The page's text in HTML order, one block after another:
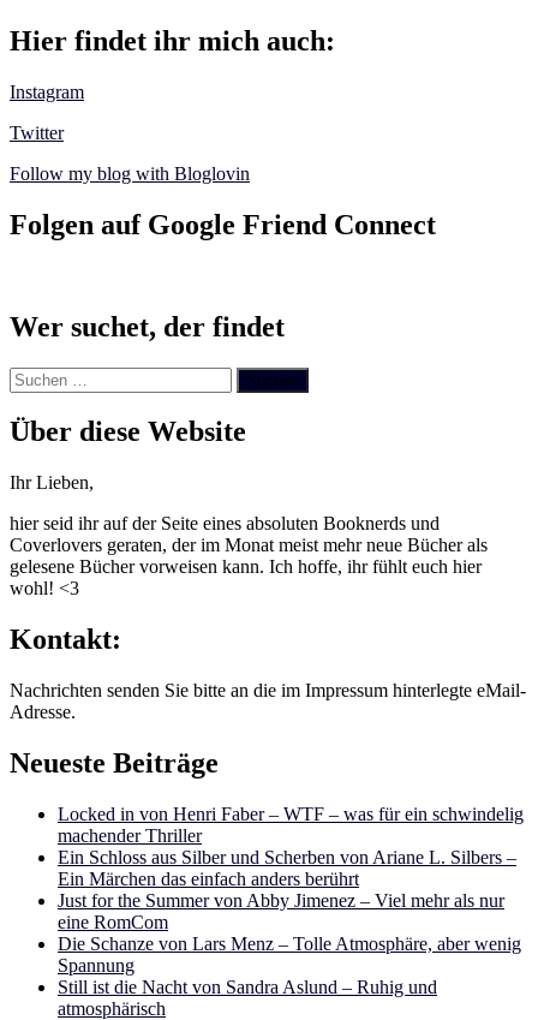
Hier findet ihr mich auch:
Instagram
Twitter
Follow my blog with Bloglovin
Folgen auf Google Friend Connect
Wer suchet, der findet
Suchen
nach:
Über diese Website
Ihr Lieben,
hier seid ihr auf der Seite eines absoluten Booknerds und
Coverlovers geraten, der im Monat meist mehr neue Bücher als
gelesene Bücher vorweisen kann. Ich hoffe, ihr fühlt euch hier
wohl! <3
Kontakt:
Nachrichten senden Sie bitte an die im Impressum hinterlegte eMail-
Adresse.
Neueste Beiträge
Locked in von Henri Faber – WTF – was für ein schwindelig
machender Thriller
Ein Schloss aus Silber und Scherben von Ariane L. Silbers –
Ein Märchen das einfach anders berührt
Just for the Summer von Abby Jimenez – Viel mehr als nur
eine RomCom
Die Schanze von Lars Menz – Tolle Atmosphäre, aber wenig
Spannung
Still ist die Nacht von Sandra Aslund – Ruhig und
atmosphärisch